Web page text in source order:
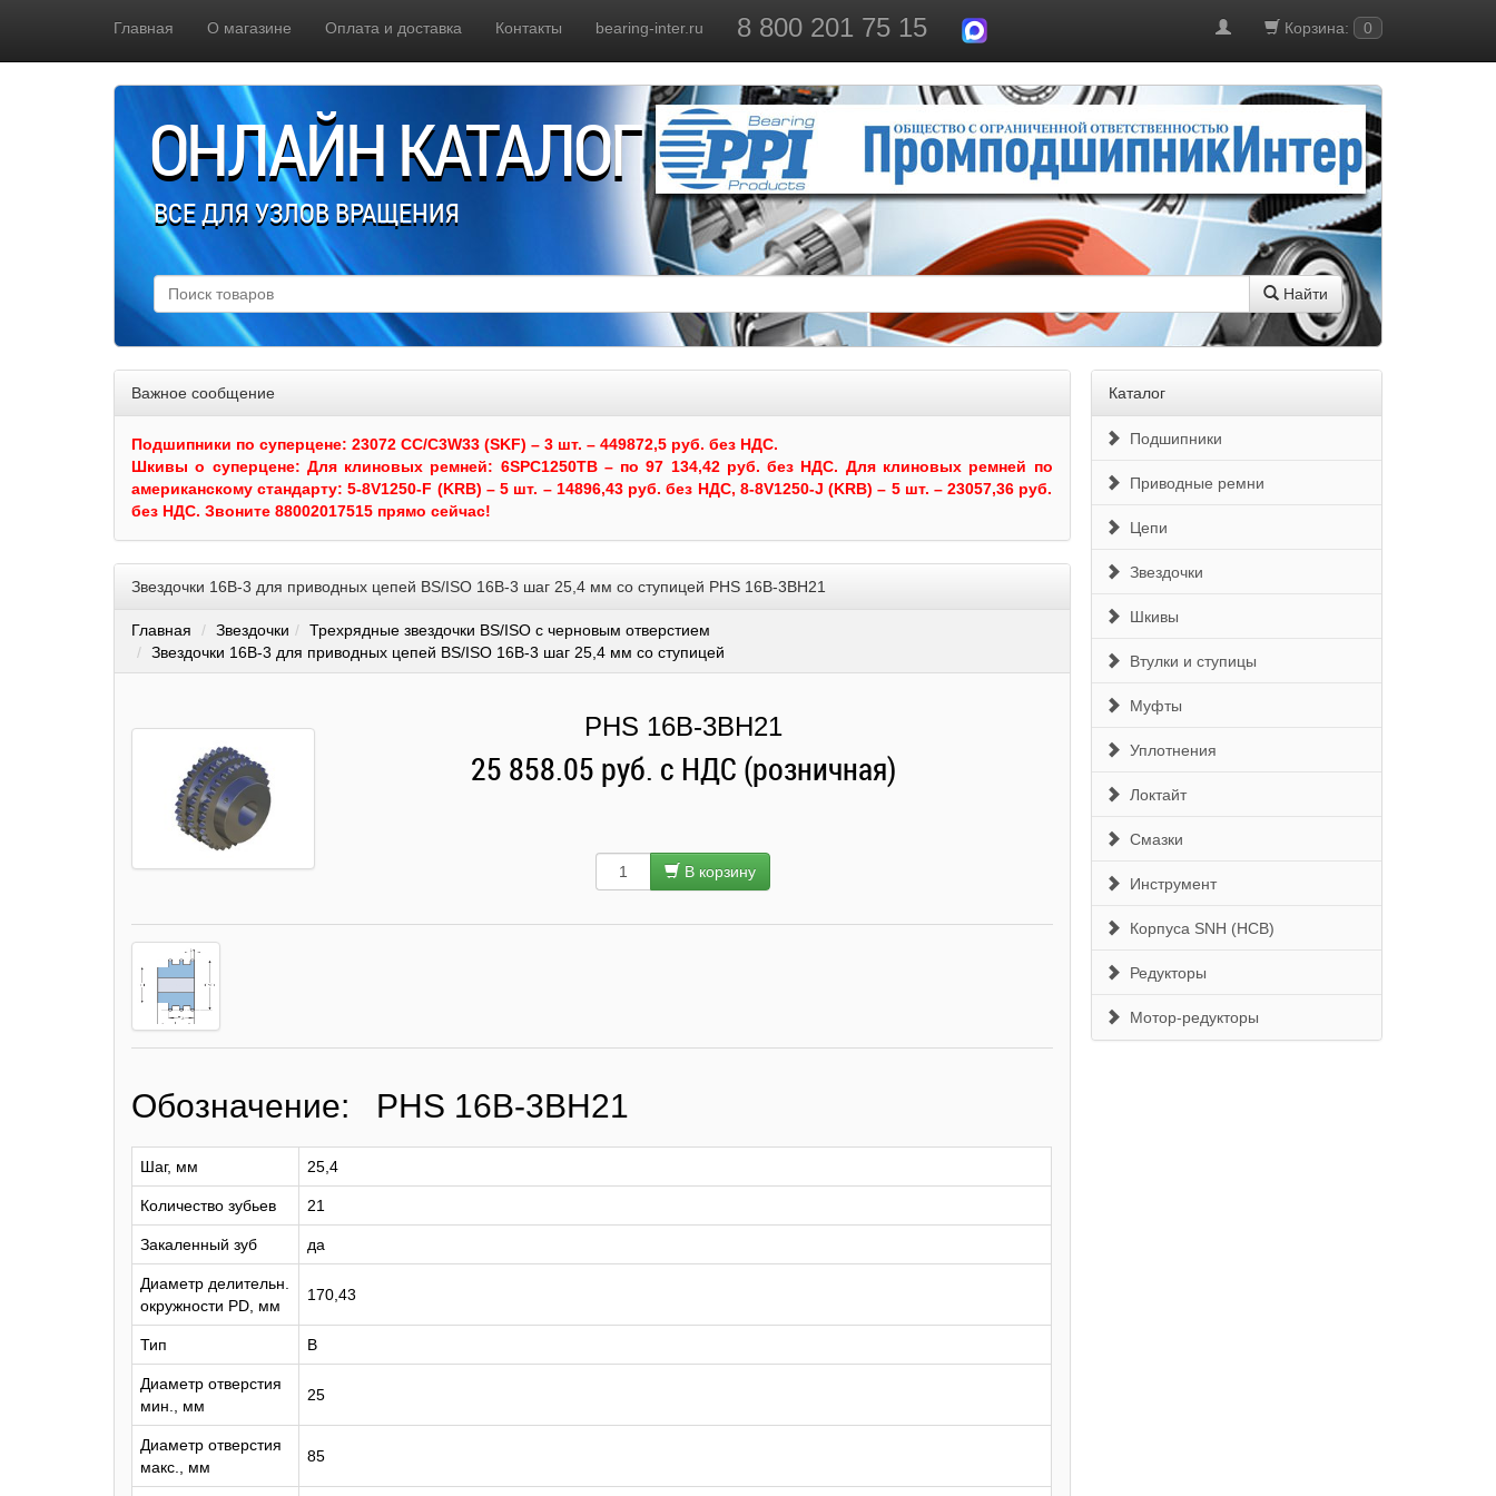
Главная О магазине Оплата и доставка Контакты bearing-inter.ru 8 800 201 75 15 Корзина: 0
ОНЛАЙН КАТАЛОГ
ВСЕ ДЛЯ УЗЛОВ ВРАЩЕНИЯ
Найти
Важное сообщение
Подшипники по суперцене: 23072 CC/C3W33 (SKF) – 3 шт. – 449872,5 руб. без НДС.
Шкивыо суперцене: Для клиновых ремней: 6SPC1250TB – по 97 134,42 руб. без НДС. Для клиновых ремней по
американскому стандарту: 5-8V1250-F (KRB) – 5 шт. – 14896,43 руб. без НДС, 8-8V1250-J (KRB) – 5 шт. – 23057,36 руб.
без НДС. Звоните 88002017515 прямо сейчас!
Звездочки 16B-3 для приводных цепей BS/ISO 16B-3 шаг 25,4 мм со ступицей PHS 16B-3BH21
Главная Звездочки
Трехрядные звездочки BS/ISO с черновым отверстием
Звездочки 16B-3 для приводных цепей BS/ISO 16B-3 шаг 25,4 мм со ступицей
PHS 16B-3BH21
25 858.05 руб. с НДС (розничная)
В корзину
Обозначение: PHS 16B-3BH21
Шаг, мм 25,4
Количество зубьев 21
Закаленный зуб да
Диаметр делительн.
окружности PD, мм
170,43
Тип B
Диаметр отверстия
мин., мм
25
Диаметр отверстия
макс., мм
85
Каталог
Подшипники
Приводные ремни
Цепи
Звездочки
Шкивы
Втулки и ступицы
Муфты
Уплотнения
Локтайт
Смазки
Инструмент
Корпуса SNH (HCB)
Редукторы
Мотор-редукторы